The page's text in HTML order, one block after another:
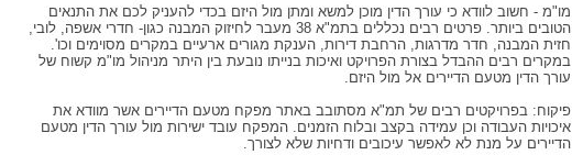
מו"מ - חשוב לוודא כי עורך הדין מוכן למשא ומתן מול היזם בכדי להעניק לכם את התנאים
הטובים ביותר. פרטים רבים נכללים בתמ"א 38 מעבר לחיזוק המבנה כגון- חדרי אשפה, לובי,
חזית המבנה, חדר מדרגות, הרחבת דירות, הענקת מגורים ארעיים במקרים מסוימים וכו'.
במקרים רבים ההבדל בצורת הפרויקט ואיכות בנייתו נובעת בין היתר מניהול מו"מ קשוח של
עורך הדין מטעם הדיירים אל מול היזם.
פיקוח: בפרויקטים רבים של תמ"א מסתובב באתר מפקח מטעם הדיירים אשר מוודא את
איכויות העבודה וכן עמידה בקצב ובלוח הזמנים. המפקח עובד ישירות מול עורך הדין מטעם
הדיירים על מנת לא לאפשר עיכובים ודחיות שלא לצורך.